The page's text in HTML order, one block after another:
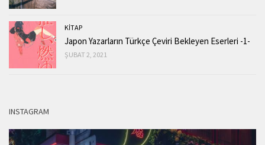
KİTAP
Japon Yazarların Türkçe Çeviri Bekleyen Eserleri -1-
ŞUBAT 2, 2021
INSTAGRAM